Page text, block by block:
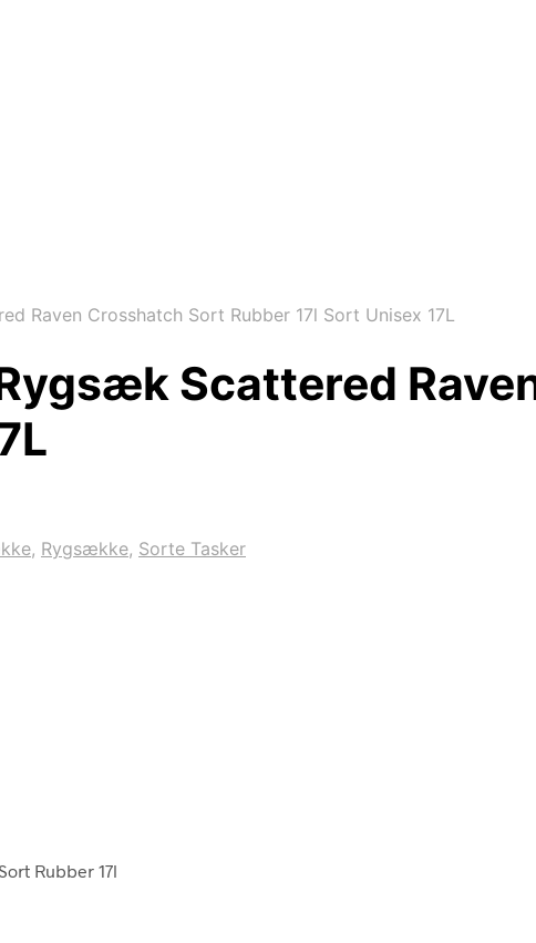
Raven Crosshatch Sort Rubber 17l Sort Unisex 17L
Scattered
, Rygsække, Sorte Tasker
Rubber 17l